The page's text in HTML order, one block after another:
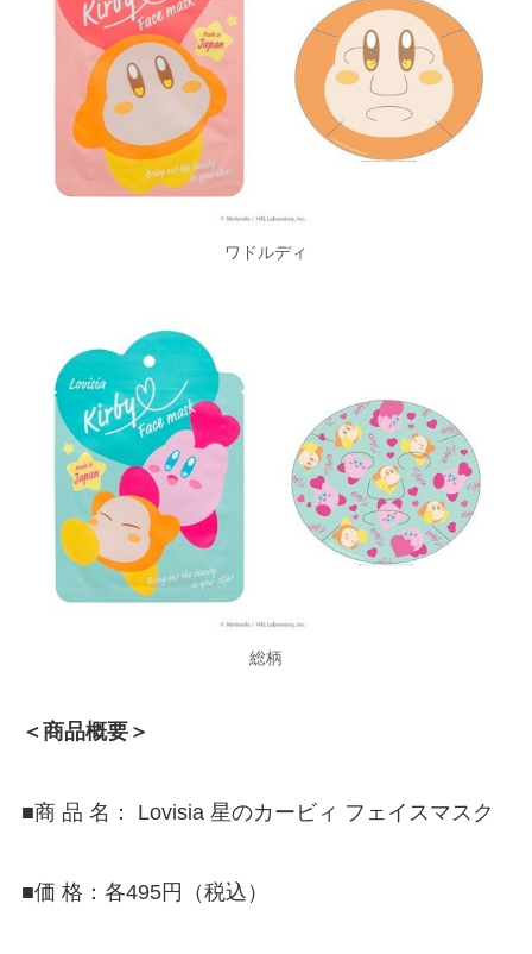
ワドルディ
総柄
＜商品概要＞
■商 品 名： Lovisia 星のカービィ フェイスマスク
■価 格：各495円（税込）